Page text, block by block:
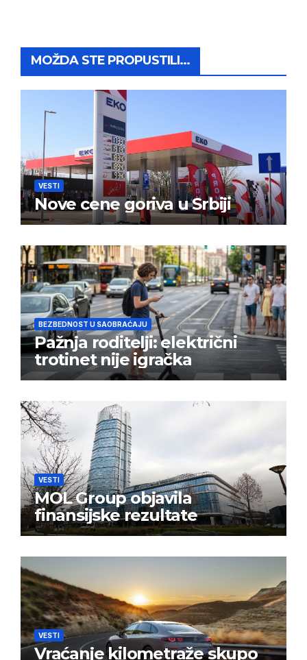
MOŽDA STE PROPUSTILI...
VESTI
Nove cene goriva u Srbiji
BEZBEDNOST U SAOBRAĆAJU
Pažnja roditelji: električni
trotinet nije igračka
VESTI
MOL Group objavila
finansijske rezultate
VESTI
Vraćanje kilometraže skupo